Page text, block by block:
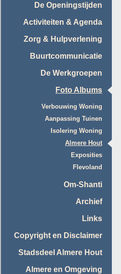
De Openingstijden
Activiteiten & Agenda
Zorg & Hulpverlening
Buurtcommunicatie
De Werkgroepen
Foto Albums
Verbouwing Woning
Aanpassing Tuinen
Isolering Woning
Almere Hout
Exposities
Flevoland
Om-Shanti
Archief
Links
Copyright en Disclaimer
Stadsdeel Almere Hout
Almere en Omgeving